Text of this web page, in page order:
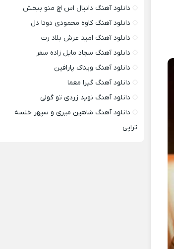
دانلود آهنگ دانیال اس اچ منو ببخش
دانلود آهنگ کاوه محمودی دوتا دل
دانلود آهنگ امید عرش بلاد رت
دانلود آهنگ سجاد مایل زاده سفر
دانلود آهنگ ویناک پارافین
دانلود آهنگ گیرا معما
دانلود آهنگ نوید زردی تو گولی
دانلود آهنگ شاهین میری و سپهر خلسه
تراپی